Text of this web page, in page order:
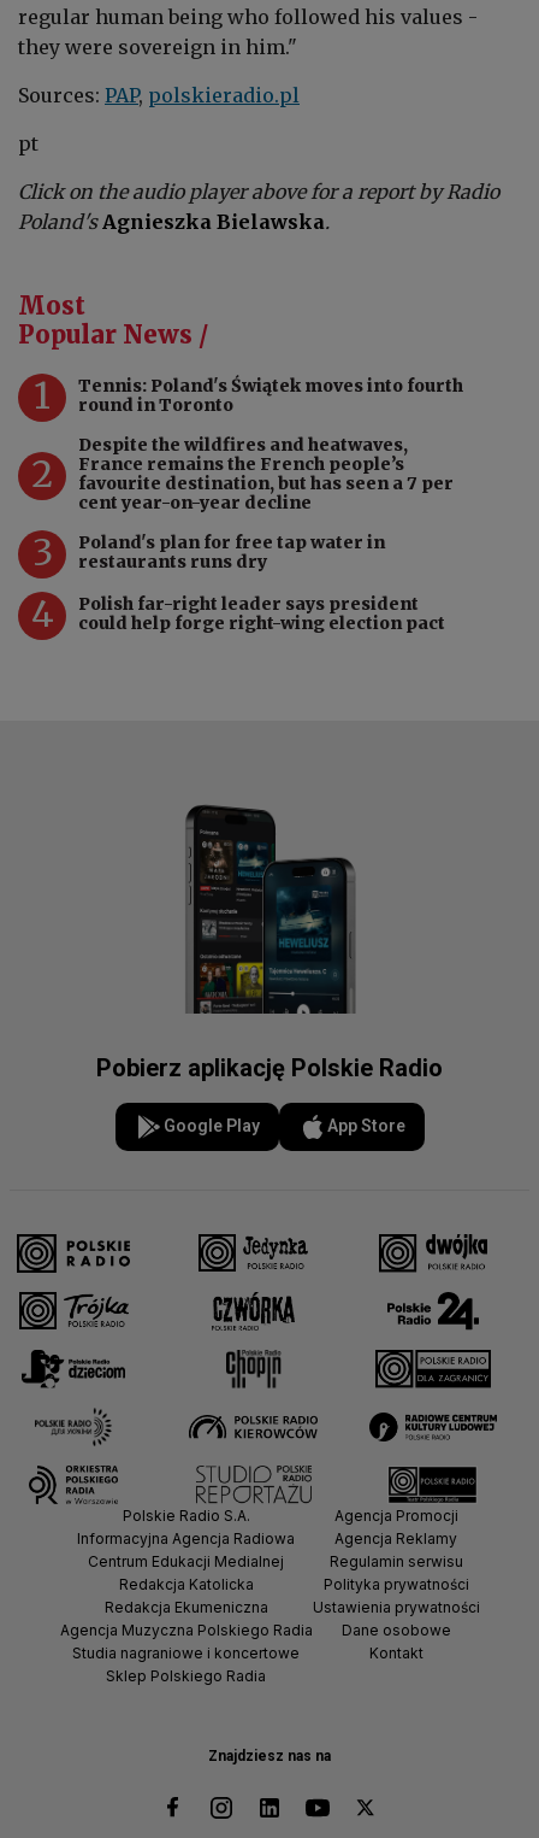
regular human being who followed his values -
they were sovereign in him."
Sources: PAP, polskieradio.pl
pt
Click on the audio player above for a report by Radio
Poland's Agnieszka Bielawska.
Most
Popular News /
1
Tennis: Poland's Świątek moves into fourth
round in Toronto
2
Despite the wildfires and heatwaves,
France remains the French people’s
favourite destination, but has seen a 7 per
cent year-on-year decline
3
Poland's plan for free tap water in
restaurants runs dry
4
Polish far-right leader says president
could help forge right-wing election pact
Pobierz aplikację Polskie Radio
Google Play App Store
Znajdziesz nas na
Polskie Radio S.A.
Informacyjna Agencja Radiowa
Centrum Edukacji Medialnej
Redakcja Katolicka
Redakcja Ekumeniczna
Agencja Muzyczna Polskiego Radia
Studia nagraniowe i koncertowe
Sklep Polskiego Radia
Agencja Promocji
Agencja Reklamy
Regulamin serwisu
Polityka prywatności
Ustawienia prywatności
Dane osobowe
Kontakt